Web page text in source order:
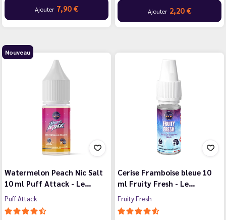
Ajouter 7,90 € Ajouter 2,20 €
Nouveau
Watermelon Peach Nic Salt
10 ml Puff Attack - Le…
Puff Attack
Cerise Framboise bleue 10
ml Fruity Fresh - Le…
Fruity Fresh